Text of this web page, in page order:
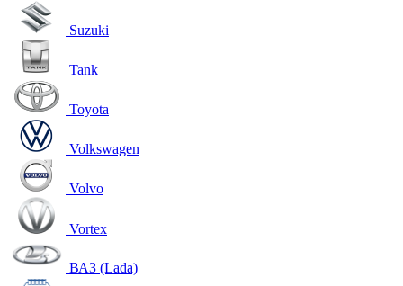
Suzuki
Tank
Toyota
Volkswagen
Volvo
Vortex
ВАЗ (Lada)